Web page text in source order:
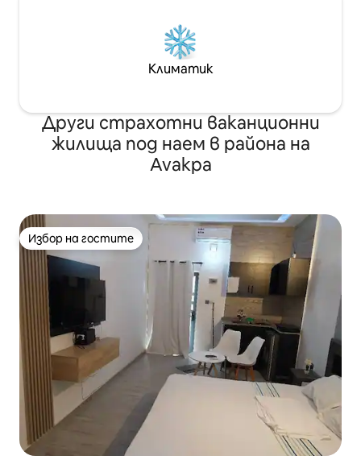
Климатик
Други страхотни ваканционни
жилища под наем в района на
Avakpa
Избор на гостите
Избор на гостите